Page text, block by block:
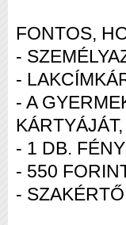
FONTOS,
-
-
- A
KÁRTYÁJÁT,
- 1 DB.
- 550
-